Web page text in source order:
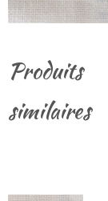
Produits
similaires